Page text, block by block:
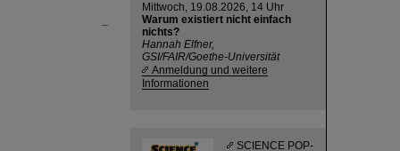
Mittwoch, 19.08.2026, 14 Uhr
Warum existiert nicht einfach
nichts?
Hannah Elfner,
GSI/FAIR/Goethe-Universität
Anmeldung und weitere
Informationen
SCIENCE POP-